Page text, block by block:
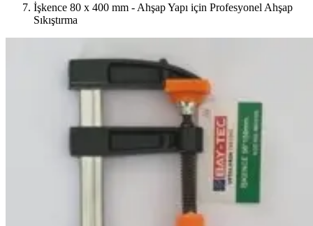
İşkence 80 x 400 mm - Ahşap Yapı için Profesyonel Ahşap
Sıkıştırma